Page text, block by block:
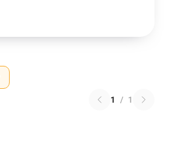
1 / 1